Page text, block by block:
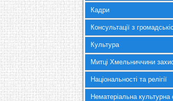
Кадри
Консультації з
Культура
Митці Хмельниччини
Національності та релігії
Нематеріальна